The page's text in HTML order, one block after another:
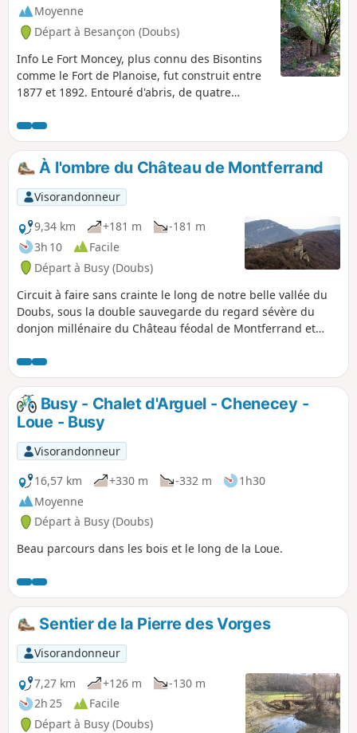
Moyenne
Départ à Besançon (Doubs)
Info Le Fort Moncey, plus connu des Bisontins
comme le Fort de Planoise, fut construit entre
1877 et 1892. Entouré d'abris, de quatre
libre d'accès, mais à visiter avec prudence. Le
promeneur moins martial pourra apprécier ce
cadre de verdure et faire halte aux belvédères
superbes, l'un sur Besançon et ses collines, le
second au Sud, sur la vallée du Doubs et les
monts jurassiens et revenir par les cabordes
vigneronnes et bucoliques des Équegney.
À l'ombre du Château de Montferrand
Visorandonneur
9,34 km
+181 m
-181 m
3h 10
Facile
Départ à Busy (Doubs)
Circuit à faire sans crainte le long de notre belle vallée du
Doubs, sous la double sauvegarde du regard sévère du
donjon millénaire du Château féodal de Montferrand et
Petite bouffée de nature, ponctuée des vestiges de
l'ingénieuse industrie qui animait la vallée durant la
première moitié du XXe siècle le long du canal et sa percée.
Puis un petit pèlerinage par un chemin bordé de fougères
et de roches moussues à la bonne Dame du Mont.
Busy - Chalet d'Arguel - Chenecey -
Loue - Busy
Visorandonneur
16,57 km
+330 m -332 m
1h30
Moyenne
Départ à Busy (Doubs)
Beau parcours dans les bois et le long de la Loue.
Sentier de la Pierre des Vorges
Visorandonneur
7,27 km
+126 m
-130 m
2h 25
Facile
Départ à Busy (Doubs)